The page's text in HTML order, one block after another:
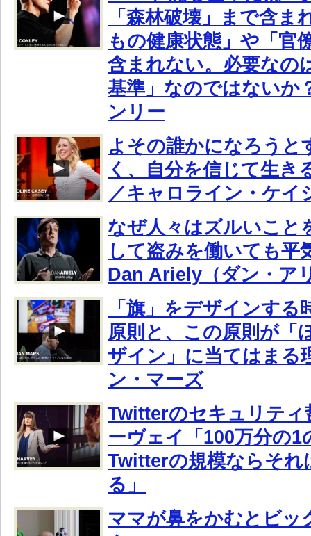
「森林破壊」まで含ま
もの健康状態」や「官
含まれない。必要なの
基準」なのではないか
ンリー
よその誰かになろうと
く、自分を信じて生き
／キャロライン・ケイ
なぜ人々はズルいこと
して盗みを働いても平
Dan Ariely（ダン・ア
「旗」をデザインする
原則と、この原則が「
ザイン」に当てはまる
ン・マーズ
Twitterのセキュリティ
ーヴェイ「100万分の1
Twitterの規模ならそれ
る」
ママが鼻をかむとビッ